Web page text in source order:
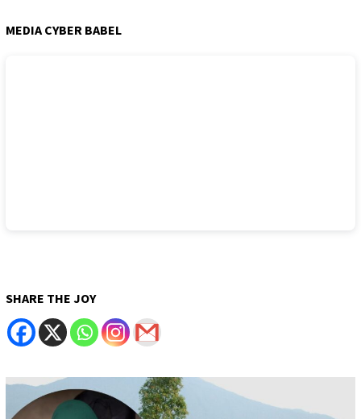
MEDIA CYBER BABEL
SHARE THE JOY